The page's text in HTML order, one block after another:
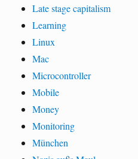
Late stage capitalism
Learning
Linux
Mac
Microcontroller
Mobile
Money
Monitoring
München